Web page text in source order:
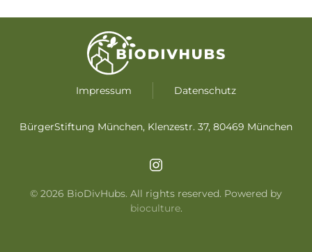
Impressum Datenschutz
BürgerStiftung München, Klenzestr. 37, 80469 München
© 2026 BioDivHubs. All rights reserved. Powered by
bioculture.